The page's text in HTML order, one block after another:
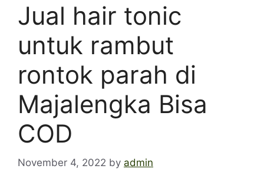
Jual hair tonic
untuk rambut
rontok parah di
Majalengka Bisa
COD
November 4, 2022 by admin